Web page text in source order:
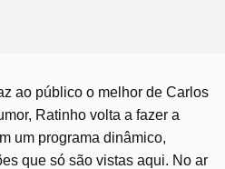
ao público o melhor de Carlos
Ratinho volta a fazer a
um programa dinâmico,
que só são vistas aqui. No ar